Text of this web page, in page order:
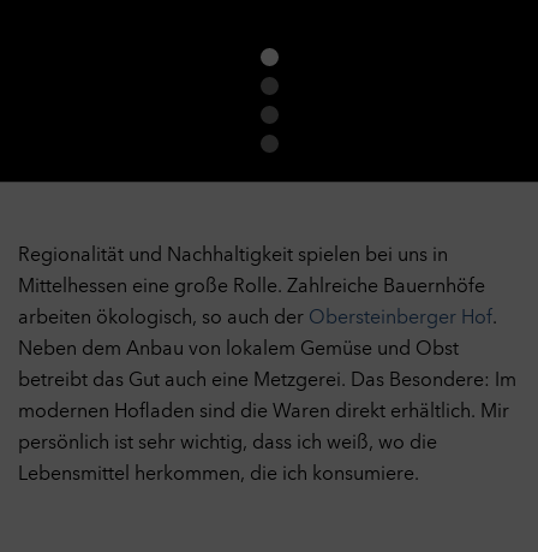
Regionalität und Nachhaltigkeit spielen bei uns in
Mittelhessen eine große Rolle. Zahlreiche Bauernhöfe
arbeiten ökologisch, so auch der Obersteinberger Hof.
Neben dem Anbau von lokalem Gemüse und Obst
betreibt das Gut auch eine Metzgerei. Das Besondere: Im
modernen Hofladen sind die Waren direkt erhältlich. Mir
persönlich ist sehr wichtig, dass ich weiß, wo die
Lebensmittel herkommen, die ich konsumiere.